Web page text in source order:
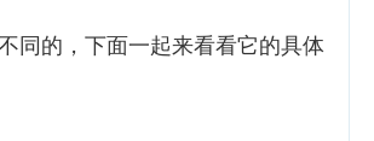
同的，下面一起来看看它的具体